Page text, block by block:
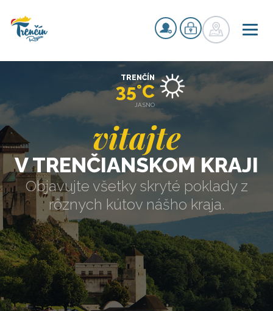
vitajte
V TRENČIANSKOM KRAJI
Objavujte všetky skryté poklady z
rôznych kútov nášho kraja.
TRENČÍN
35°C
JASNO